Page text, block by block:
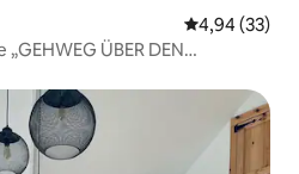
4,94 (33)
ÜBER DEN